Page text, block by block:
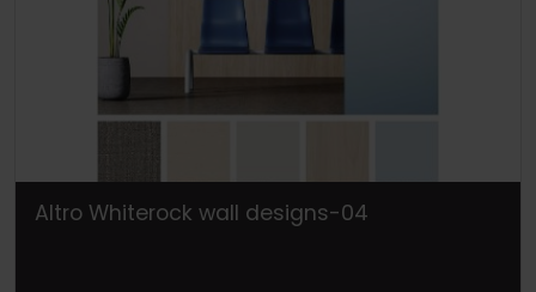
Altro Whiterock wall designs-04